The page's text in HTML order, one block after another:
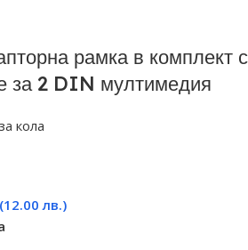
рамка в комплект с
за 2 DIN мултимедия
кола
(12.00 лв.)